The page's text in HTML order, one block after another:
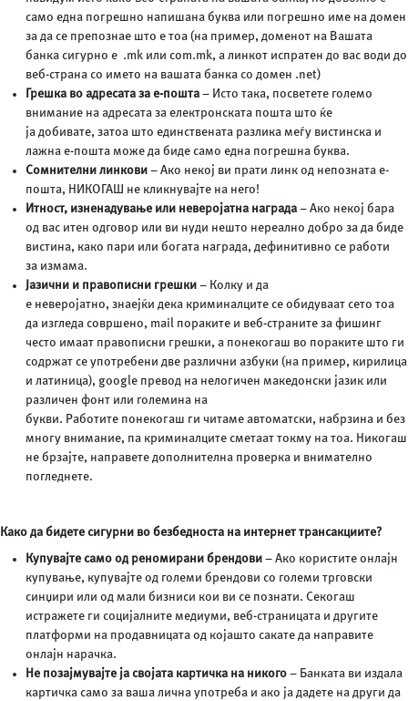
само една погрешно напишана буква или погрешно име на домен
за да се препознае што е тоа (на пример, доменот на Вашата
банка сигурно е .mk или com.mk, а линкот испратен до вас води до
веб-страна со името на вашата банка со домен .net)
Грешка во адресата за е-пошта – Исто така, посветете големо
внимание на адресата за електронската пошта што ќе
ја добивате, затоа што единствената разлика меѓу вистинска и
лажна е-пошта може да биде само една погрешна буква.
Сомнителни линкови – Ако некој ви прати линк од непозната е-
пошта, НИКОГАШ не кликнувајте на него!
Итност, изненадување или неверојатна награда – Ако некој бара
од вас итен одговор или ви нуди нешто нереално добро за да биде
вистина, како пари или богата награда, дефинитивно се работи
за измама.
Јазични и правописни грешки – Колку и да
е неверојатно, знаејќи дека криминалците се обидуваат сето тоа
да изгледа совршено, mail пораките и веб-страните за фишинг
често имаат правописни грешки, а понекогаш во пораките што ги
содржат се употребени две различни азбуки (на пример, кирилица
и латиница), google превод на нелогичен македонски јазик или
различен фонт или големина на
букви. Работите понекогаш ги читаме автоматски, набрзина и без
многу внимание, па криминалците сметаат токму на тоа. Никогаш
не брзајте, направете дополнителна проверка и внимателно
погледнете.
Како да бидете сигурни во безбедноста на интернет трансакциите?
Купувајте само од реномирани брендови – Ако користите онлајн
купување, купувајте од големи брендови со големи трговски
синџири или од мали бизниси кои ви се познати. Секогаш
истражете ги социјалните медиуми, веб-страницата и другите
платформи на продавницата од којашто сакате да направите
онлајн нарачка.
Не позајмувајте ја својата картичка на никого – Банката ви издала
картичка само за ваша лична употреба и ако ја дадете на други да